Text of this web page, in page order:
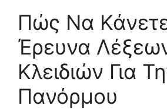
Πώς Να
Έρευνα
Κλειδιών Για
Πανόρμου